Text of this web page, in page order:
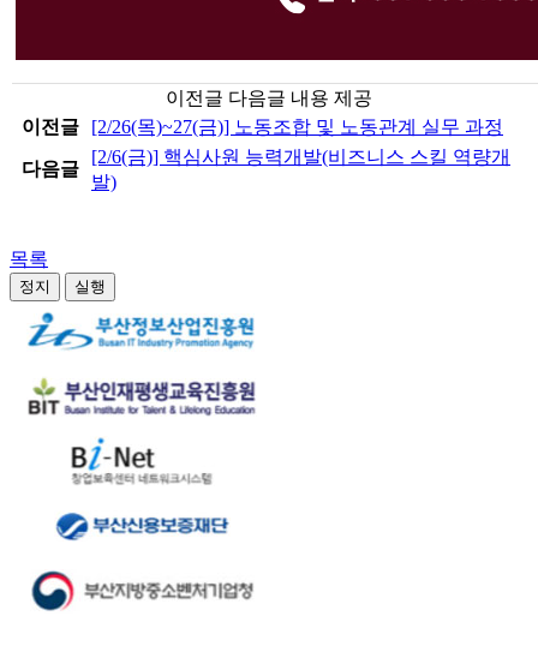
이전글 다음글 내용 제공
이전글
[2/26(목)~27(금)] 노동조합 및 노동관계 실무 과정
다음글
[2/6(금)] 핵심사원 능력개발(비즈니스 스킬 역량개
발)
목록
정지 실행